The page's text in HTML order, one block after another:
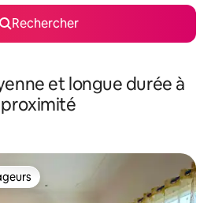
Rechercher
et longue durée à
proximité
les plus appréciés